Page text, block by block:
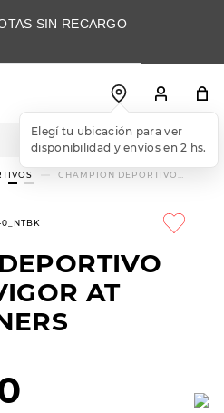
SIN RECARGO
Elegí tu ubicación para ver
disponibilidad y envíos en 2 hs.
CHAMPION DEPORTIVO
AT
TÉRMINOS MÁS
BUSCADOS
1.
3
skechers slip-ins
4.
championes